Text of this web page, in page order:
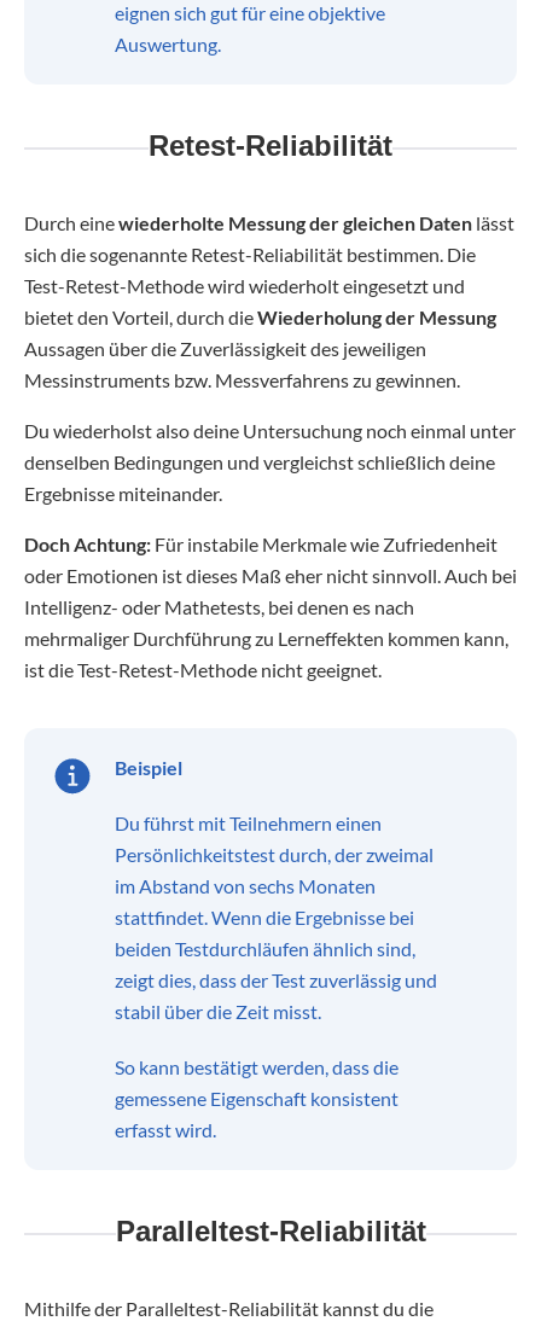
eignen sich gut für eine objektive
Auswertung.
Retest-Reliabilität
Durch einewiederholte Messung der gleichen Daten lässt
sich die sogenannte Retest-Reliabilität bestimmen. Die
Test-Retest-Methode wird wiederholt eingesetzt und
bietet den Vorteil, durch dieWiederholung der Messung
Aussagen über die Zuverlässigkeit des jeweiligen
Messinstruments bzw. Messverfahrens zu gewinnen.
Du wiederholst also deine Untersuchung noch einmal unter
denselben Bedingungen und vergleichst schließlich deine
Ergebnisse miteinander.
Doch Achtung: Für instabile Merkmale wie Zufriedenheit
oder Emotionen ist dieses Maß eher nicht sinnvoll. Auch bei
Intelligenz- oder Mathetests, bei denen es nach
mehrmaliger Durchführung zu Lerneffekten kommen kann,
ist die Test-Retest-Methode nicht geeignet.
Beispiel
Du führst mit Teilnehmern einen
Persönlichkeitstest durch, der zweimal
im Abstand von sechs Monaten
stattfindet. Wenn die Ergebnisse bei
beiden Testdurchläufen ähnlich sind,
zeigt dies, dass der Test zuverlässig und
stabil über die Zeit misst.
So kann bestätigt werden, dass die
gemessene Eigenschaft konsistent
erfasst wird.
Paralleltest-Reliabilität
Mithilfe der Paralleltest-Reliabilität kannst du die